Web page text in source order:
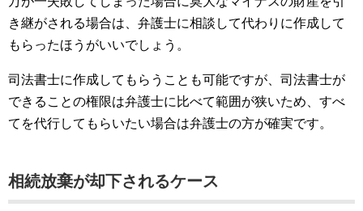
き継がされる場合は、弁護士に相談して代わりに作成して
もらったほうがいいでしょう。
司法書士に作成してもらうことも可能ですが、司法書士が
できることの権限は弁護士に比べて範囲が狭いため、すべ
てを代行してもらいたい場合は弁護士の方が確実です。
相続放棄が却下されるケース